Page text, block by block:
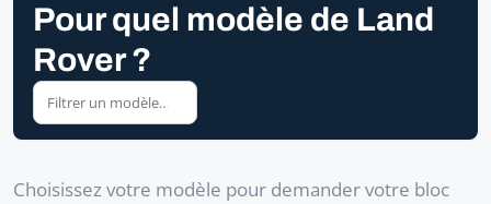
Pour quel modèle de Land
Rover ?
Choisissez votre modèle pour demander votre bloc